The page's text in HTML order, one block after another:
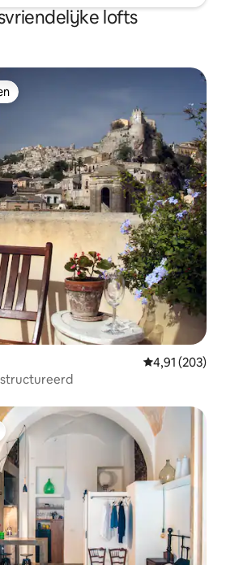
lofts
Gemiddelde
4,91 (203)